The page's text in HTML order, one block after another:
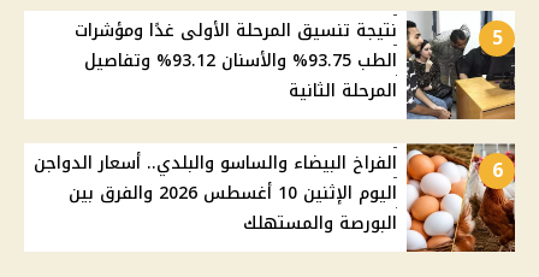
5
نتيجة تنسيق المرحلة الأولى غدًا ومؤشرات
الطب 93.75% والأسنان 93.12% وتفاصيل
المرحلة الثانية
6
الفراخ البيضاء والساسو والبلدي.. أسعار الدواجن
اليوم الإثنين 10 أغسطس 2026 والفرق بين
البورصة والمستهلك